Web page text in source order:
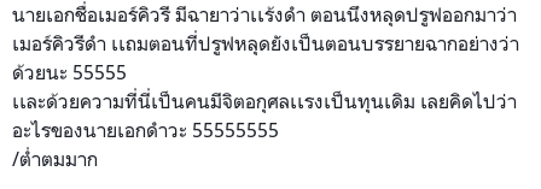
นายเอกชื่อเมอร์คิวรี มีฉายาว่าเเร้งดำ ตอนนึงหลุดปรูฟออกมาว่า
เมอร์คิวรีดำ เเถมตอนที่ปรูฟหลุดยังเป็นตอนบรรยายฉากอย่างว่า
ด้วยนะ 55555
เเละด้วยความที่นี่เป็นคนมีจิตอกุศลเเรงเป็นทุนเดิม เลยคิดไปว่า
อะไรของนายเอกดำวะ 55555555
/ต่ำตมมาก